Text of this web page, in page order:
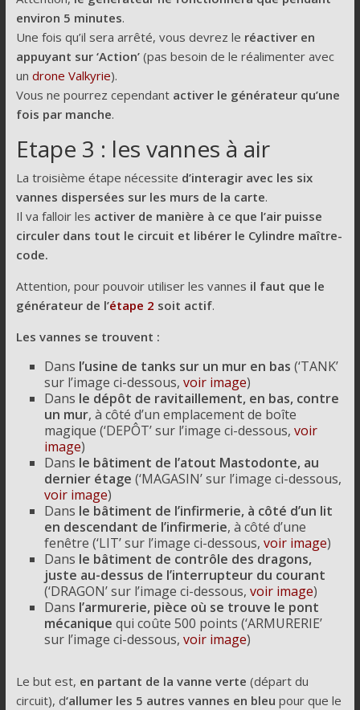
environ 5 minutes.
Une fois qu’il sera arrêté, vous devrez le réactiver en
appuyant sur ‘Action’(pas besoin de le réalimenter avec
un drone Valkyrie).
Vous ne pourrez cependant activer le générateur qu’une
fois par manche.
Etape 3 : les vannes à air
La troisième étape nécessite d’interagir avec les six
vannes dispersées sur les murs de la carte.
Il va falloir les activer de manière à ce que l’air puisse
circuler dans tout le circuit et libérer le Cylindre maître-
code.
Attention, pour pouvoir utiliser les vannes il faut que le
générateur de l’étape 2 soit actif.
Les vannes se trouvent :
Dans l’usine de tanks sur un mur en bas (‘TANK’
sur l’image ci-dessous, voir image)
Dans le dépôt de ravitaillement, en bas, contre
un mur, à côté d’un emplacement de boîte
magique (‘DEPÔT’ sur l’image ci-dessous, voir
image)
Dans le bâtiment de l’atout Mastodonte, au
dernier étage (‘MAGASIN’ sur l’image ci-dessous,
voir image)
Dans le bâtiment de l’infirmerie, à côté d’un lit
en descendant de l’infirmerie, à côté d’une
fenêtre (‘LIT’ sur l’image ci-dessous, voir image)
Dans le bâtiment de contrôle des dragons,
juste au-dessus de l’interrupteur du courant
(‘DRAGON’ sur l’image ci-dessous, voir image)
Dans l’armurerie, pièce où se trouve le pont
mécanique qui coûte 500 points (‘ARMURERIE’
sur l’image ci-dessous, voir image)
Le but est, en partant de la vanne verte (départ du
circuit), d‘allumer les 5 autres vannes en bleu pour que le